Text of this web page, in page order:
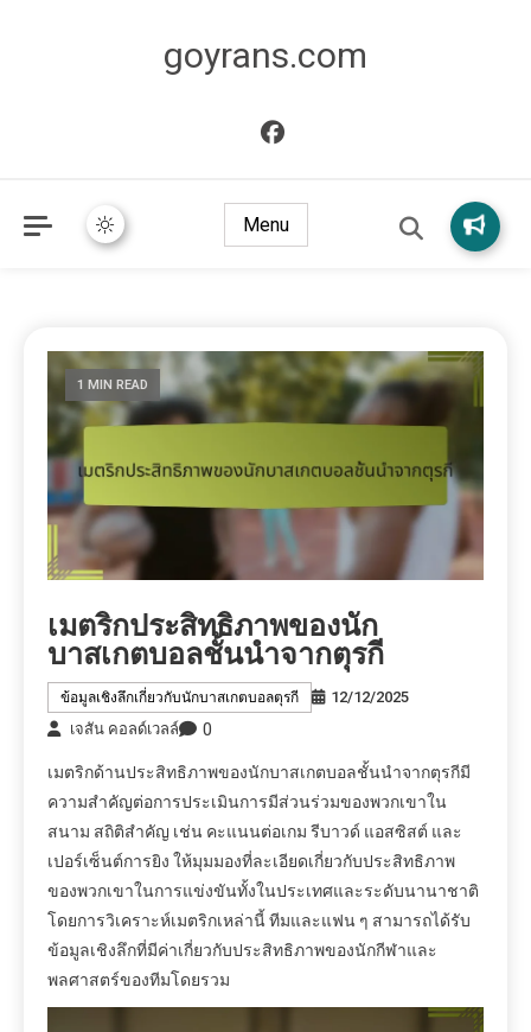
goyrans.com
Menu
1 MIN READ
เมตริกประสิทธิภาพของนัก
บาสเกตบอลชั้นนำจากตุรกี
ข้อมูลเชิงลึกเกี่ยวกับนักบาสเกตบอลตุรกี
12/12/2025
เจสัน คอลด์เวลล์
0
เมตริกด้านประสิทธิภาพของนักบาสเกตบอลชั้นนำจากตุรกีมี
ความสำคัญต่อการประเมินการมีส่วนร่วมของพวกเขาใน
สนาม สถิติสำคัญ เช่น คะแนนต่อเกม รีบาวด์ แอสซิสต์ และ
เปอร์เซ็นต์การยิง ให้มุมมองที่ละเอียดเกี่ยวกับประสิทธิภาพ
ของพวกเขาในการแข่งขันทั้งในประเทศและระดับนานาชาติ
โดยการวิเคราะห์เมตริกเหล่านี้ ทีมและแฟน ๆ สามารถได้รับ
ข้อมูลเชิงลึกที่มีค่าเกี่ยวกับประสิทธิภาพของนักกีฬาและ
พลศาสตร์ของทีมโดยรวม